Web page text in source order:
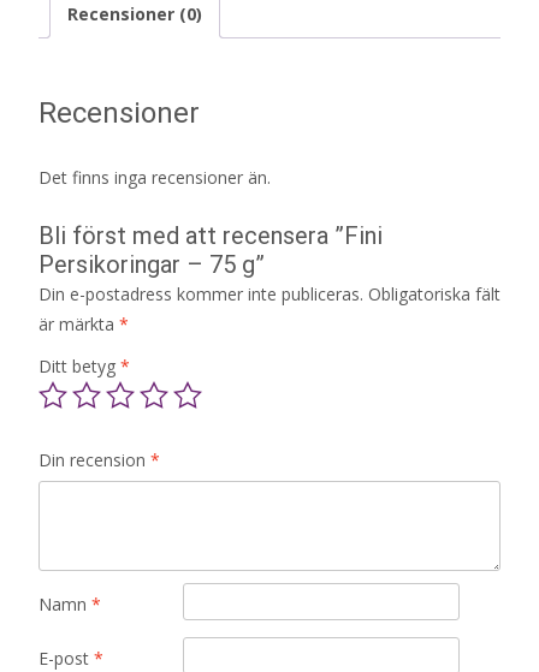
Recensioner (0)
Recensioner
Det finns inga recensioner än.
Bli först med att recensera ”Fini
Persikoringar – 75 g”
Din e-postadress kommer inte publiceras. Obligatoriska fält
är märkta *
Ditt betyg *
Din recension *
Namn *
E-post *